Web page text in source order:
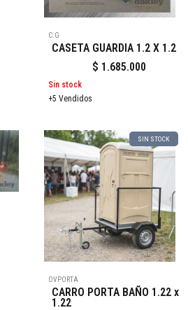
C.G
CASETA GUARDIA 1.2 X 1.2
$ 1.685.000
Sin stock
+5 Vendidos
SIN STOCK
OVPORTA
CARRO PORTA BAÑO 1.22 x
1.22